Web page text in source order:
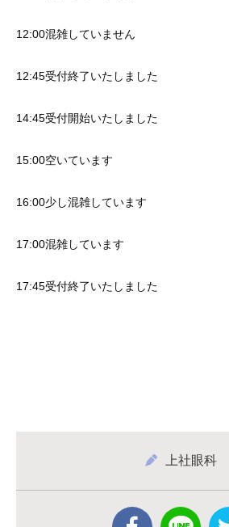
12:00混雑していません
12:45受付終了いたしました
14:45受付開始いたしました
15:00空いています
16:00少し混雑しています
17:00混雑しています
17:45受付終了いたしました
上社眼科